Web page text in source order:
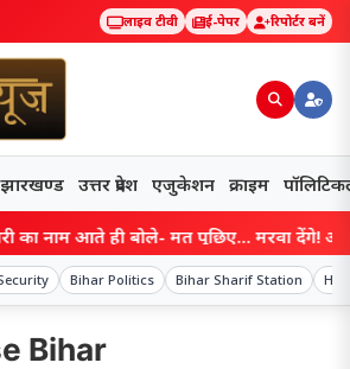
लाइव टीवी ई-पेपर रिपोर्टर बनें
झारखण्ड उत्तर प्रदेश एजुकेशन क्राइम
नाम आते ही बोले- मत पूछिए… मरवा देंगे! आखिर
Bihar Politics Bihar Sharif Station
Bihar